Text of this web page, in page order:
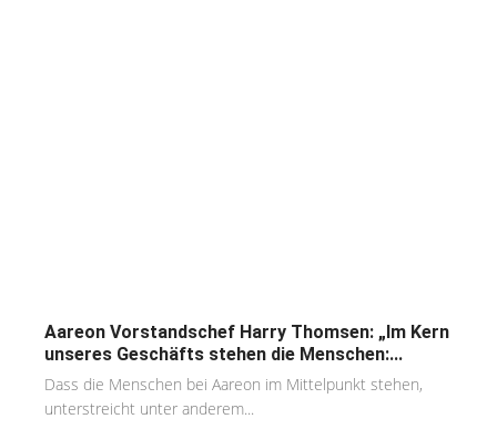
Aareon Vorstandschef Harry Thomsen: „Im Kern
unseres Geschäfts stehen die Menschen:...
Dass die Menschen bei Aareon im Mittelpunkt stehen,
unterstreicht unter anderem...